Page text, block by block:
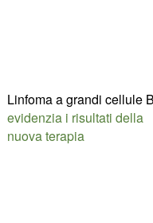
Linfoma a grandi cellule
evidenzia i risultati della
nuova terapia